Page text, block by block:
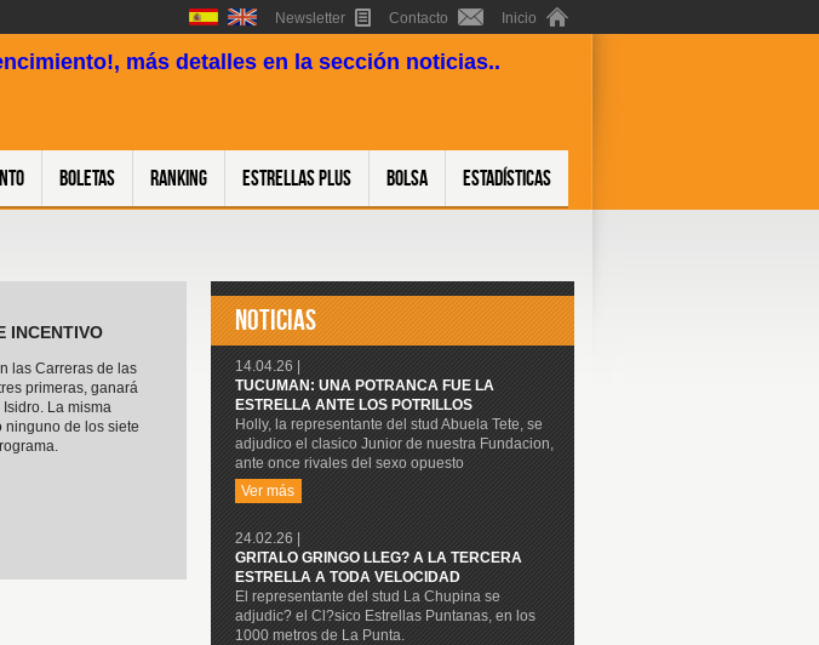
Newsletter Contacto Inicio
más detalles en la sección noticias..
Boletas Ranking Estrellas Plus Bolsa Estadísticas
INCENTIVO
las Carreras de las
primeras, ganará
La misma
ninguno de los siete
NOTICIAS
14.04.26 |
TUCUMAN: UNA POTRANCA FUE LA
ESTRELLA ANTE LOS POTRILLOS
Holly, la representante del stud Abuela Tete, se
adjudico el clasico Junior de nuestra Fundacion,
ante once rivales del sexo opuesto
Ver más
24.02.26 |
GRITALO GRINGO LLEG? A LA TERCERA
ESTRELLA A TODA VELOCIDAD
El representante del stud La Chupina se
adjudic? el Cl?sico Estrellas Puntanas, en los
1000 metros de La Punta.